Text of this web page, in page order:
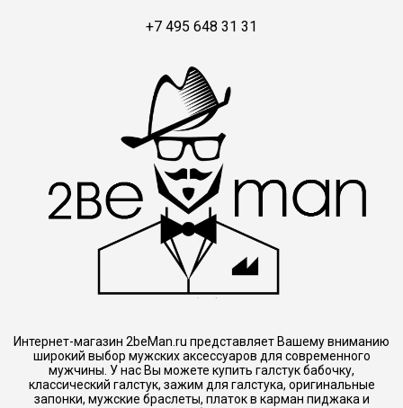
+7 495 648 31 31
Интернет-магазин 2beMan.ru представляет Вашему вниманию
широкий выбор мужских аксессуаров для современного
мужчины. У нас Вы можете купить галстук бабочку,
классический галстук, зажим для галстука, оригинальные
запонки, мужские браслеты, платок в карман пиджака и